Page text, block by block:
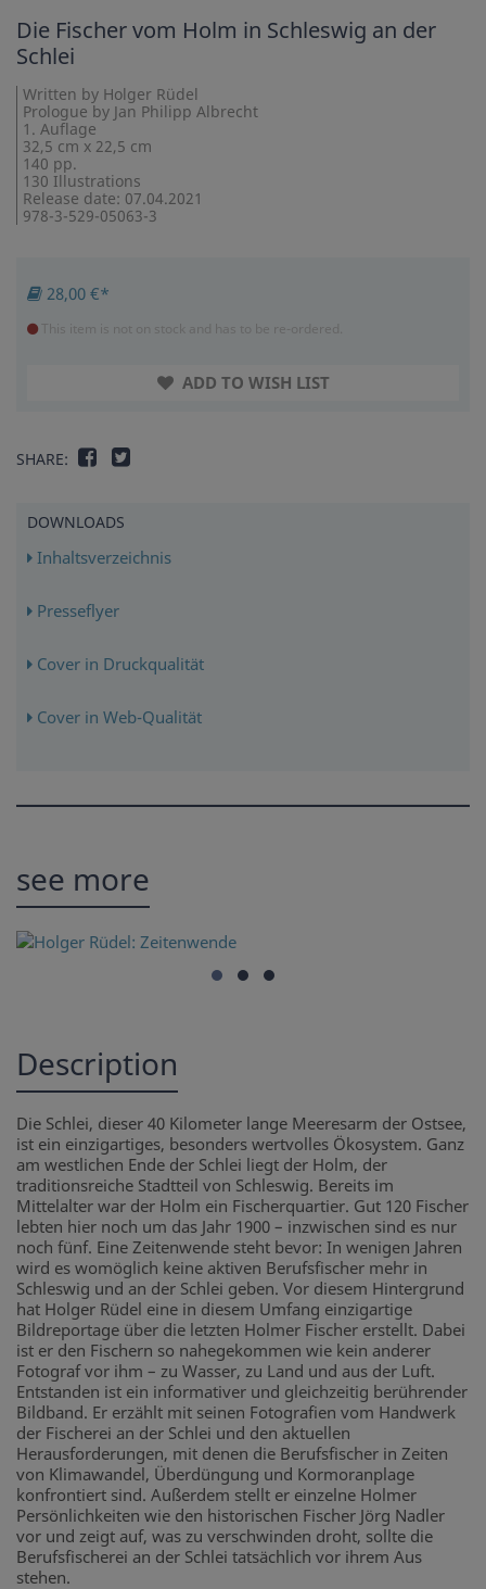
Die Fischer vom Holm in Schleswig an der
Schlei
Written by Holger Rüdel
Prologue by Jan Philipp Albrecht
1. Auflage
32,5 cm x 22,5 cm
140 pp.
130 Illustrations
Release date: 07.04.2021
978-3-529-05063-3
28,00 €*
This item is not on stock and has to be re-ordered.
ADD TO WISH LIST
SHARE:
DOWNLOADS
Inhaltsverzeichnis
Presseflyer
Cover in Druckqualität
Cover in Web-Qualität
see more
Description
Die Schlei, dieser 40 Kilometer lange Meeresarm der Ostsee,
ist ein einzigartiges, besonders wertvolles Ökosystem. Ganz
am westlichen Ende der Schlei liegt der Holm, der
traditionsreiche Stadtteil von Schleswig. Bereits im
Mittelalter war der Holm ein Fischerquartier. Gut 120 Fischer
lebten hier noch um das Jahr 1900 – inzwischen sind es nur
noch fünf. Eine Zeitenwende steht bevor: In wenigen Jahren
wird es womöglich keine aktiven Berufsfischer mehr in
Schleswig und an der Schlei geben. Vor diesem Hintergrund
hat Holger Rüdel eine in diesem Umfang einzigartige
Bildreportage über die letzten Holmer Fischer erstellt. Dabei
ist er den Fischern so nahegekommen wie kein anderer
Fotograf vor ihm – zu Wasser, zu Land und aus der Luft.
Entstanden ist ein informativer und gleichzeitig berührender
Bildband. Er erzählt mit seinen Fotografien vom Handwerk
der Fischerei an der Schlei und den aktuellen
Herausforderungen, mit denen die Berufsfischer in Zeiten
von Klimawandel, Überdüngung und Kormoranplage
konfrontiert sind. Außerdem stellt er einzelne Holmer
Persönlichkeiten wie den historischen Fischer Jörg Nadler
vor und zeigt auf, was zu verschwinden droht, sollte die
Berufsfischerei an der Schlei tatsächlich vor ihrem Aus
stehen.